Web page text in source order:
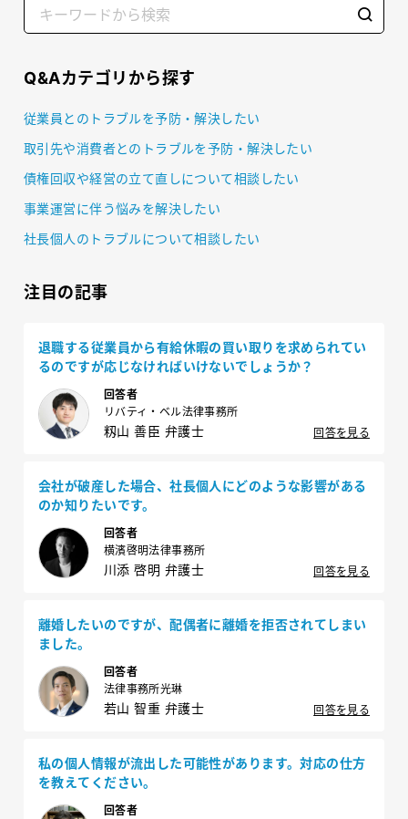
Q&Aカテゴリから探す
従業員とのトラブルを予防・解決したい
取引先や消費者とのトラブルを予防・解決したい
債権回収や経営の立て直しについて相談したい
事業運営に伴う悩みを解決したい
社長個人のトラブルについて相談したい
注目の記事
退職する従業員から有給休暇の買い取りを求められてい
るのですが応じなければいけないでしょうか？
回答者
リバティ・ベル法律事務所
籾山 善臣 弁護士 回答を見る
会社が破産した場合、社長個人にどのような影響がある
のか知りたいです。
回答者
横濱啓明法律事務所
川添 啓明 弁護士 回答を見る
離婚したいのですが、配偶者に離婚を拒否されてしまい
ました。
回答者
法律事務所光琳
若山 智重 弁護士 回答を見る
私の個人情報が流出した可能性があります。対応の仕方
を教えてください。
回答者